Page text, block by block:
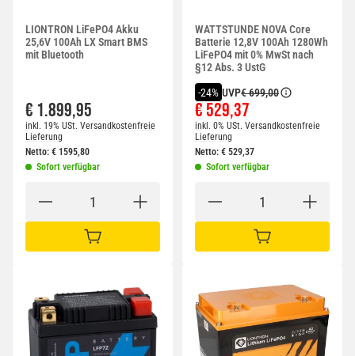
LIONTRON LiFePO4 Akku
25,6V 100Ah LX Smart BMS
mit Bluetooth
€ 1.899,95
inkl. 19% USt. Versandkostenfreie
Lieferung
Netto: € 1595,80
Sofort verfügbar
IN DEN WARENKORB
WATTSTUNDE NOVA Core
Batterie 12,8V 100Ah 1280Wh
LiFePO4 mit 0% MwSt nach
§12 Abs. 3 UstG
-24% UVP€ 699,00
€ 529,37
inkl. 0% USt. Versandkostenfreie
Lieferung
Netto: € 529,37
Sofort verfügbar
IN DEN WARENKORB